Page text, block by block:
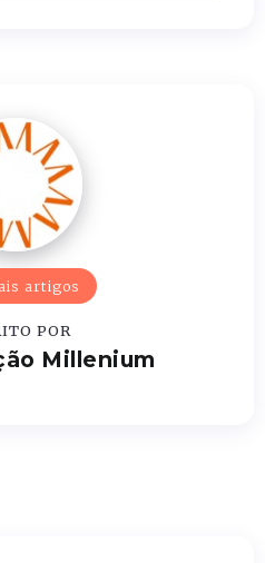
artigos
POR
Millenium